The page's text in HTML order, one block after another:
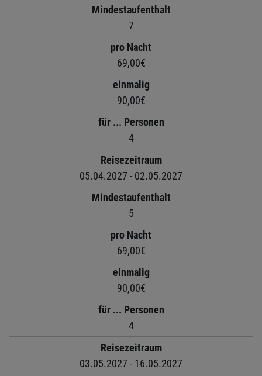
Mindestaufenthalt
7
pro Nacht
69,00€
einmalig
90,00€
für ... Personen
4
Reisezeitraum
05.04.2027 - 02.05.2027
Mindestaufenthalt
5
pro Nacht
69,00€
einmalig
90,00€
für ... Personen
4
Reisezeitraum
03.05.2027 - 16.05.2027